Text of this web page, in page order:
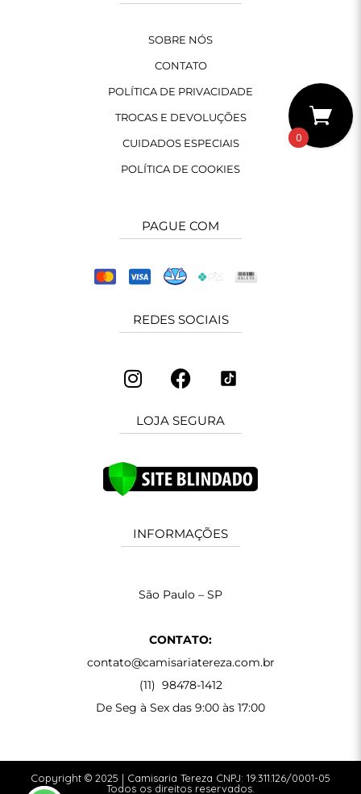
SOBRE NÓS
CONTATO
POLÍTICA DE PRIVACIDADE
TROCAS E DEVOLUÇÕES
CUIDADOS ESPECIAIS
POLÍTICA DE COOKIES
PAGUE COM
REDES SOCIAIS
LOJA SEGURA
INFORMAÇÕES
São Paulo – SP
CONTATO:
contato@camisariatereza.com.br
(11) 98478-1412
De Seg à Sex das 9:00 às 17:00
Copyright © 2025 | Camisaria Tereza CNPJ: 19.311.126/0001-05
Todos os direitos reservados.
0